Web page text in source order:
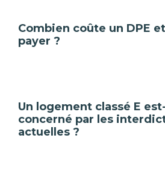
Combien coûte un DPE
payer ?
Un logement classé E
concerné par les
actuelles ?